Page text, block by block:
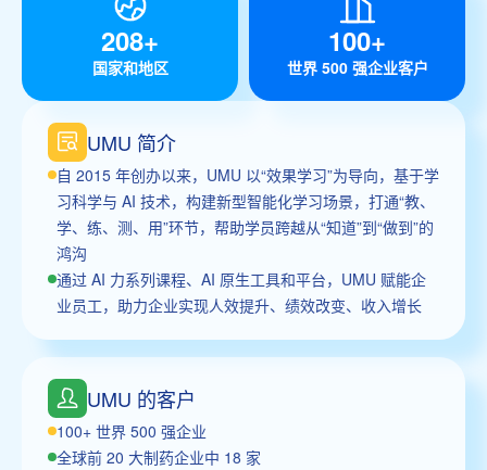
208+
国家和地区
100+
世界 500 强企业客户
UMU 简介
自 2015 年创办以来，UMU 以“效果学习”为导向，基于学
习科学与 AI 技术，构建新型智能化学习场景，打通“教、
学、练、测、用”环节，帮助学员跨越从“知道”到“做到”的
鸿沟
通过 AI 力系列课程、AI 原生工具和平台，UMU 赋能企
业员工，助力企业实现人效提升、绩效改变、收入增长
UMU 的客户
100+ 世界 500 强企业
全球前 20 大制药企业中 18 家